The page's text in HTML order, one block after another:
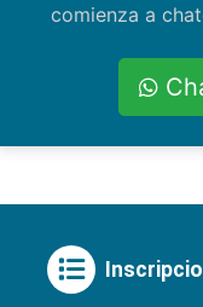
comienza a